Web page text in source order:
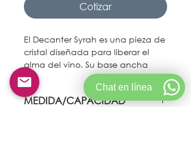
Cotizar
El Decanter Syrah es una pieza de
cristal diseñada para liberar el
alma del vino. Su base ancha
maximiza la oxigenación,
suavizando taninos y
potenciando aromas complejos,
MEDIDA/CAPACIDAD
Chat en línea